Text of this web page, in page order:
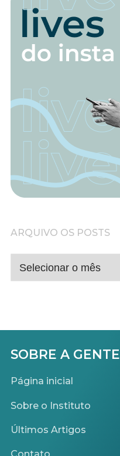
ARQUIVO OS POSTS
ARQUIVO
OS
SOBRE A GENTE
Página inicial
Sobre o Instituto
Últimos Artigos